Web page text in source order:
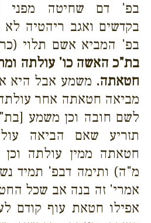
בפ' דם שחיטה מפני
בקדשים ואגב ריהטיה
בפ' המביא אשם תלוי
בת"כ האשה כו' עולתה
חטאתה. משמע אבל היא
מביאה חטאתה אחר
לשם חובה וכן משמע
תזריע שאם הביאה
חטאתה ממין עולתה
מ"ה) ותימה דבפ' תמיד
אמרי' זה בנה אב שכל
אפילו חטאת עוף קודם